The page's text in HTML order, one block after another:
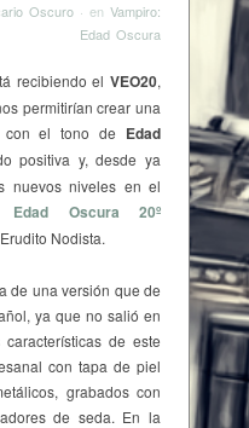
Oscuro · en Vampiro:
Edad Oscura
recibiendo el VEO20,
permitirían crear una
con el tono de Edad
positiva y, desde ya
nuevos niveles en el
Edad Oscura 20º
Nodista.
de una versión que de
ya que no salió en
de este
con tapa de piel
grabados con
de seda. En la